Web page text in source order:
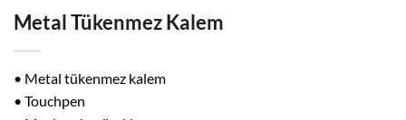
Metal Tükenmez Kalem
• Metal tükenmez kalem
• Touchpen